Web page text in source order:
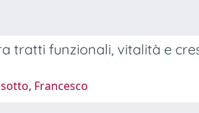
tratti funzionali, vitalità e
Francesco